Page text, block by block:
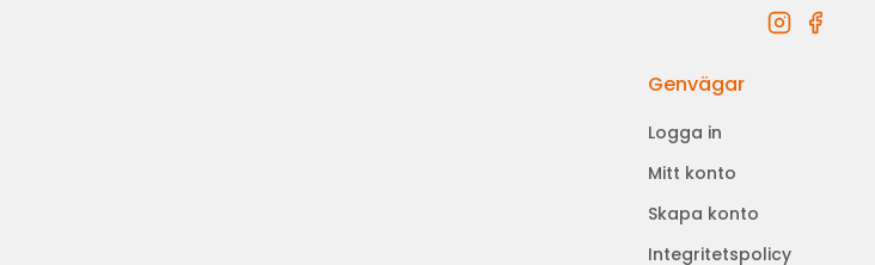
Genvägar
Logga in
Mitt konto
Skapa konto
Integritetspolicy